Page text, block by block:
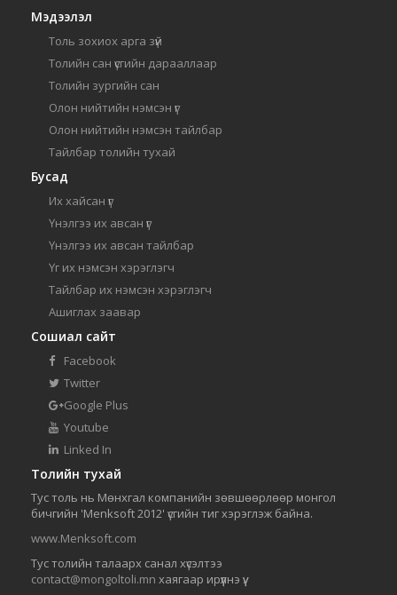
Мэдээлэл
Толь зохиох арга зүй
Толийн сан үсгийн дарааллаар
Толийн зургийн сан
Олон нийтийн нэмсэн үг
Олон нийтийн нэмсэн тайлбар
Тайлбар толийн тухай
Бусад
Их хайсан үг
Үнэлгээ их авсан үг
Үнэлгээ их авсан тайлбар
Үг их нэмсэн хэрэглэгч
Тайлбар их нэмсэн хэрэглэгч
Ашиглах заавар
Сошиал сайт
Facebook
Twitter
Google Plus
Youtube
Linked In
Толийн тухай
Тус толь нь Мөнхгал компанийн зөвшөөрлөөр монгол
бичгийн 'Menksoft 2012' үсгийн тиг хэрэглэж байна.
www.Menksoft.com
Тус толийн талаарх санал хүсэлтээ
contact@mongoltoli.mn хаягаар ирүүлнэ үү.